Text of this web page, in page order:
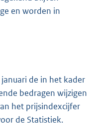
en worden in
de in het kader
bedragen wijzigen
het prijsindexcijfer
de Statistiek.